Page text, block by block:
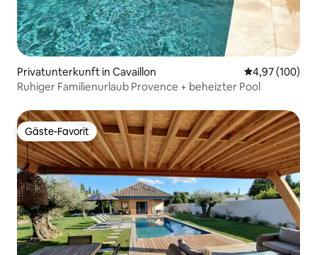
Privatunterkunft in Cavaillon
4,97 (100)
Ruhiger Familienurlaub Provence + beheizter Pool
Gäste-Favorit
Gäste-Favorit